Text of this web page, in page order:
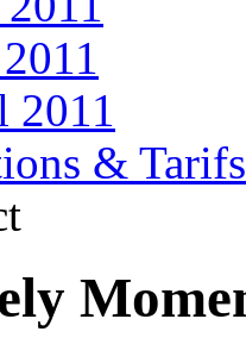
2011
& Tarifs